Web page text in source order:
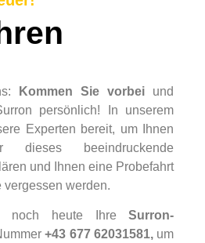
Kommen Sie vorbei und
persönlich! In unserem
Experten bereit, um Ihnen
beeindruckende
und Ihnen eine Probefahrt
werden.
noch heute IhreSurron-
+43 677 62031581, um